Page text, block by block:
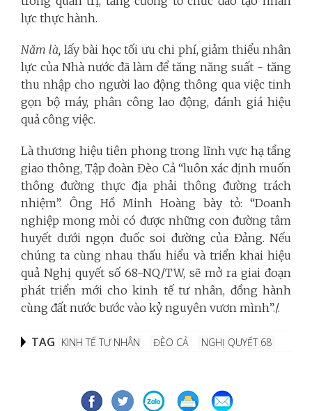
lực thực hành.
Năm là, lấy bài học tối ưu chi phí, giảm thiểu nhân
lực của Nhà nước đã làm để tăng năng suất - tăng
thu nhập cho người lao động thông qua việc tinh
gọn bộ máy, phân công lao động, đánh giá hiệu
quả công việc.
Là thương hiệu tiên phong trong lĩnh vực hạ tầng
giao thông, Tập đoàn Đèo Cả “luôn xác định muốn
thông đường thực địa phải thông đường trách
nhiệm”. Ông Hồ Minh Hoàng bày tỏ: “Doanh
nghiệp mong mỏi có được những con đường tâm
huyết dưới ngọn đuốc soi đường của Đảng. Nếu
chúng ta cùng nhau thấu hiểu và triển khai hiệu
quả Nghị quyết số 68-NQ/TW, sẽ mở ra giai đoạn
phát triển mới cho kinh tế tư nhân, đồng hành
cùng đất nước bước vào kỷ nguyên vươn mình”./.
TAG KINH TẾ TƯ NHÂN ĐÈO CẢ NGHỊ QUYẾT 68